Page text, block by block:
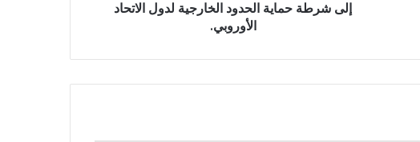
إلى شرطة حماية الحدود الخارجية لدول الاتحاد
الأوروبي.